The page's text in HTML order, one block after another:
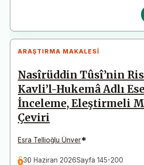
ARAŞTIRMA MAKALESI
Nasîrüddin Tûsî’nin
Kavli’l-Hukemâ Adlı
İnceleme, Eleştirmeli
Çeviri
Esra Tellioğlu Ünver*
30 Haziran 2026Sayfa 145-200